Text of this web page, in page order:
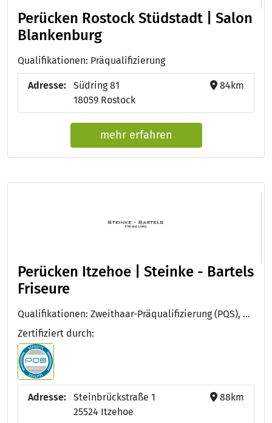
Perücken Rostock Stüdstadt | Salon
Blankenburg
Qualifikationen: Präqualifizierung
Adresse:
Südring 81
18059 Rostock
84km
mehr erfahren
Perücken Itzehoe | Steinke - Bartels
Friseure
Qualifikationen: Zweithaar-Präqualifizierung (PQS), Zweithaar-Präqualifizierung (PQS)
Zertifiziert durch:
Adresse:
Steinbrückstraße 1
25524 Itzehoe
88km